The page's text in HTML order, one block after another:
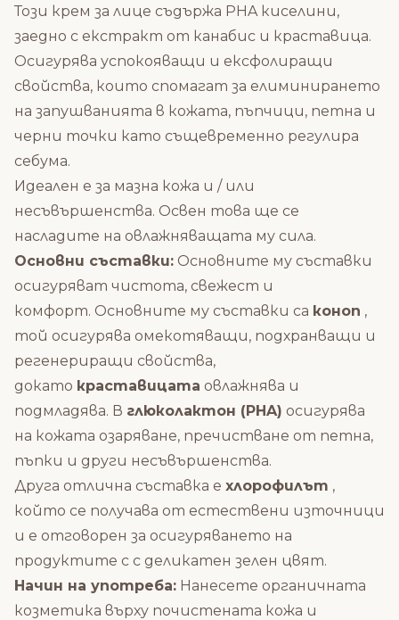
Този крем за лице съдържа PHA киселини,
заедно с екстракт от канабис и краставица.
Осигурява успокояващи и ексфолиращи
свойства, които спомагат за елиминирането
на запушванията в кожата, пъпчици, петна и
черни точки като същевременно регулира
себума.
Идеален е за мазна кожа и / или
несъвършенства. Освен това ще се
насладите на овлажняващата му сила.
Основни съставки: Основните му съставки
осигуряват чистота, свежест и
комфорт. Основните му съставки са коноп ,
той осигурява омекотяващи, подхранващи и
регенериращи свойства,
докато краставицата овлажнява и
подмладява. В глюколактон (PHA) осигурява
на кожата озаряване, пречистване от петна,
пъпки и други несъвършенства.
Друга отлична съставка е хлорофилът ,
който се получава от естествени източници
и е отговорен за осигуряването на
продуктите с с деликатен зелен цвят.
Начин на употреба: Нанесете органичната
козметика върху почистената кожа и